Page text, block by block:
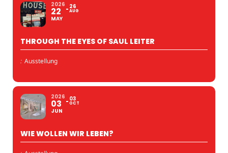
2026
22
MAY
26
AUG
THROUGH THE EYES OF SAUL LEITER
: Ausstellung
2026
03
JUN
03
OCT
WIE WOLLEN WIR LEBEN?